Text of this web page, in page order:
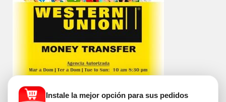
Instale la mejor opción para sus pedidos